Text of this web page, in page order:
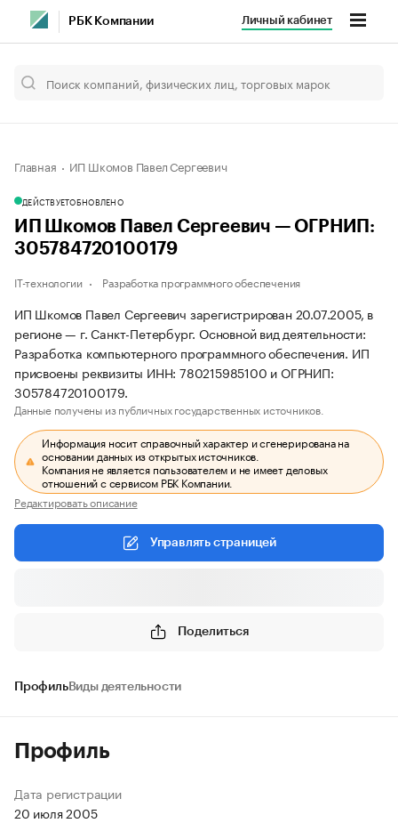
РБК Компании Личный кабинет
Главная ИП Шкомов Павел Сергеевич
ДЕЙСТВУЕТОБНОВЛЕНО
ИП Шкомов Павел Сергеевич — ОГРНИП:
305784720100179
IT-технологии Разработка программного обеспечения
ИП Шкомов Павел Сергеевич зарегистрирован 20.07.2005, в
регионе — г. Санкт-Петербург. Основной вид деятельности:
Разработка компьютерного программного обеспечения. ИП
присвоены реквизиты ИНН: 780215985100 и ОГРНИП:
305784720100179.
Данные получены из публичных государственных источников.
Информация носит справочный характер и сгенерирована на
основании данных из открытых источников.
Компания не является пользователем и не имеет деловых
отношений с сервисом РБК Компании.
Редактировать описание
Управлять страницей
Поделиться
ПрофильВиды деятельности
Профиль
Дата регистрации
20 июля 2005